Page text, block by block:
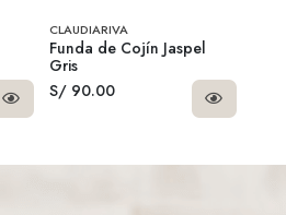
CLAUDIARIVA
Funda de Cojín Jaspel
Gris
S/ 90.00